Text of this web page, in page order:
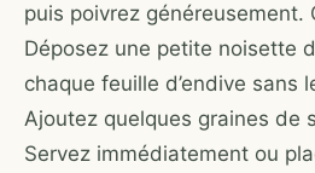
puis poivrez généreusement.
Déposez une petite noisette
chaque feuille d’endive sans
Ajoutez quelques graines de
Servez immédiatement ou